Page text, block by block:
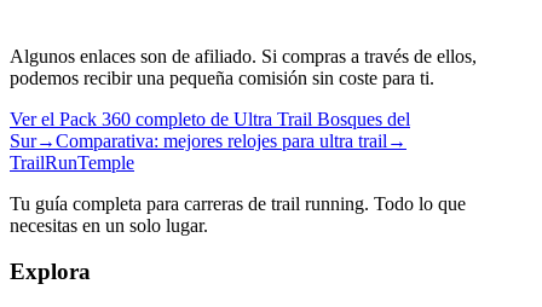
Algunos enlaces son de afiliado. Si compras a través de ellos,
podemos recibir una pequeña comisión sin coste para ti.
Ver el Pack 360 completo de Ultra Trail Bosques del
Sur→Comparativa: mejores relojes para ultra trail →
TrailRunTemple
Tu guía completa para carreras de trail running. Todo lo que
necesitas en un solo lugar.
Explora